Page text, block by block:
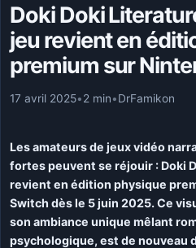
Doki Doki
jeu revient en
premium sur
17 avril 2025•2 min•DrFamikon
Les amateurs de jeux vidéo
fortes peuvent se réjouir : Doki
revient en édition physique
Switch dès le 5 juin 2025. Ce
son ambiance unique mêlant
psychologique, est de nouveau